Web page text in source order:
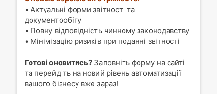
• Актуальні форми звітності та
документообігу
• Повну відповідність чинному законодавству
• Мінімізацію ризиків при поданні звітності
Готові оновитись? Заповніть форму на сайті
та перейдіть на новий рівень автоматизації
вашого бізнесу вже зараз!